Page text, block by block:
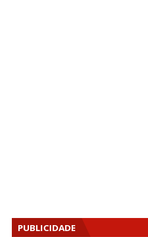
PUBLICIDADE